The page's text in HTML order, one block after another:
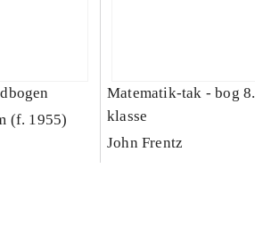
(f. 1955)
Matematik-tak - bog 8.
klasse
John Frentz